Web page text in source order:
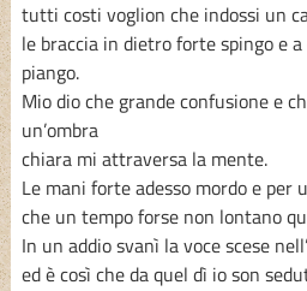
tutti costi voglion che indossi un
le braccia in dietro forte spingo e
piango.
Mio dio che grande confusione e
un’ombra
chiara mi attraversa la mente.
Le mani forte adesso mordo e per
che un tempo forse non lontano
In un addio svanì la voce scese
ed è così che da quel dì io son